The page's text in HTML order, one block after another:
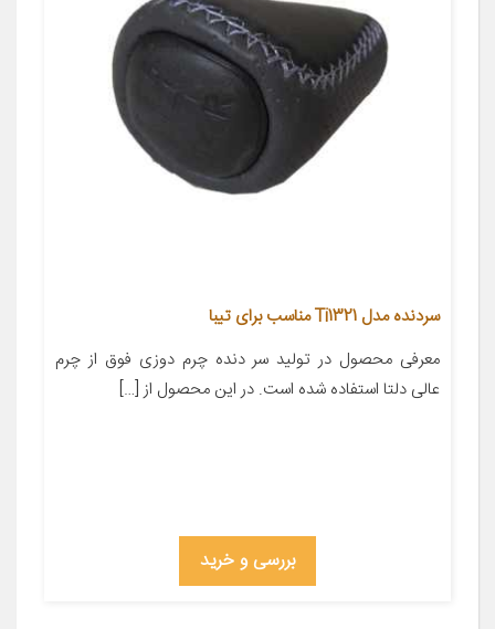
سردنده مدل Ti1321 مناسب برای تیبا
معرفی محصول در تولید سر دنده چرم دوزی فوق از چرم
عالی دلتا استفاده شده است. در این محصول از […]
بررسی و خرید